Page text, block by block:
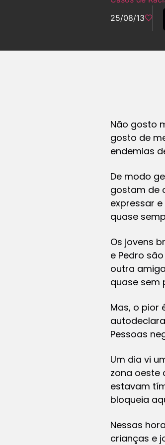
25/08/13
Não gosto
gosto de
endemias
De modo
gostam de
expressar
quase
Os jovens
e Pedro
outra
quase sem
Mas, o pior
Pessoas
Um dia vi
zona oeste
estavam
bloqueia
Nessas
crianças e